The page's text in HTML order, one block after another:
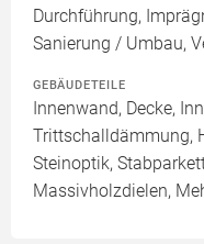
Durchführung,
Sanierung / Umbau,
GEBÄUDETEILE
Innenwand, Decke,
Trittschalldämmung,
Steinoptik,
Massivholzdielen,